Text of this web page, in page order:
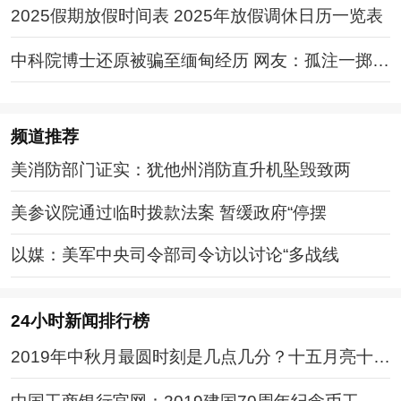
2025假期放假时间表 2025年放假调休日历一览表
中科院博士还原被骗至缅甸经历 网友：孤注一掷现
实版
频道推荐
美消防部门证实：犹他州消防直升机坠毁致两
美参议院通过临时拨款法案 暂缓政府“停摆
以媒：美军中央司令部司令访以讨论“多战线
24小时新闻排行榜
2019年中秋月最圆时刻是几点几分？十五月亮十六
圆